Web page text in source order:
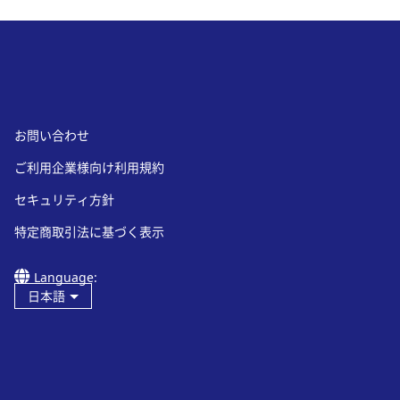
お問い合わせ
ご利用企業様向け利用規約
セキュリティ方針
特定商取引法に基づく表示
Language:
日本語